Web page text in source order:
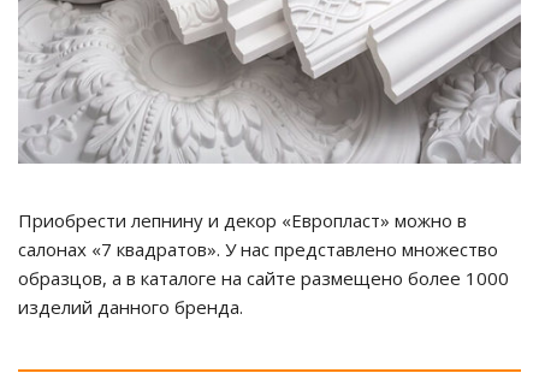
Приобрести лепнину и декор «Европласт» можно в
салонах «7 квадратов». У нас представлено множество
образцов, а в каталоге на сайте размещено более 1000
изделий данного бренда.